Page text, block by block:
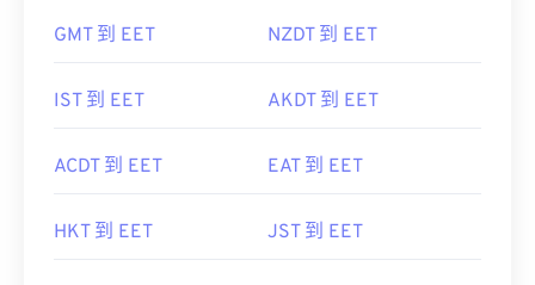
GMT 到 EET NZDT 到 EET
IST 到 EET AKDT 到 EET
ACDT 到 EET EAT 到 EET
HKT 到 EET JST 到 EET